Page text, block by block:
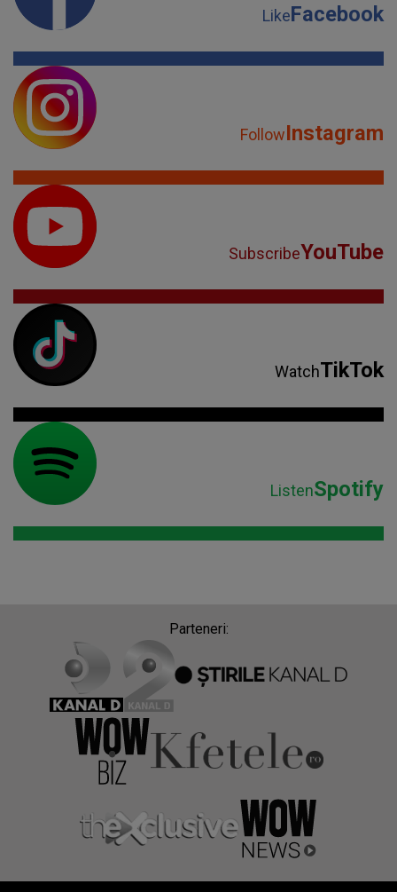
LikeFacebook
FollowInstagram
SubscribeYouTube
WatchTikTok
ListenSpotify
Parteneri: